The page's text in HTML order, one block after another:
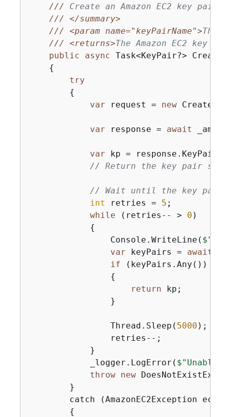
/// Create an Amazon EC2 key pair
///
</summary>
///
<param name="keyPairName">The
///
<returns>The Amazon EC2 key
public
async Task<KeyPair?>
{
try
{
var request = new
var response = await
var kp = response.KeyPair;
// Return the key pair so
// Wait until the key pair
int retries = 5 ;
while (retries-- > 0 )
{
                Console.WriteLine(
var keyPairs = await
if (keyPairs.Any())
{
return kp;
                }
                Thread.Sleep(
5000 );
                retries--;
            }
            _logger.LogError(
$"Unable
throw new
        }
catch (AmazonEC2Exception
{